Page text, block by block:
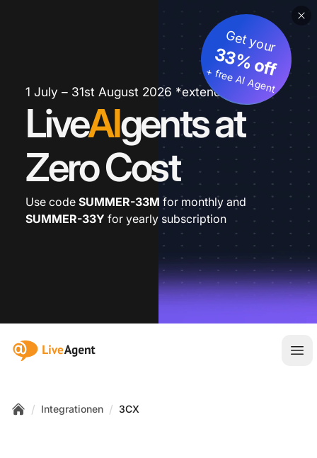
1 July – 31st August 2026 *extended
LiveAIgents at
Zero Cost
Get your
33% off
+ free AI Agent
Use code SUMMER-33M for monthly and
SUMMER-33Y for yearly subscription
:site.title
/ Integrationen / 3CX